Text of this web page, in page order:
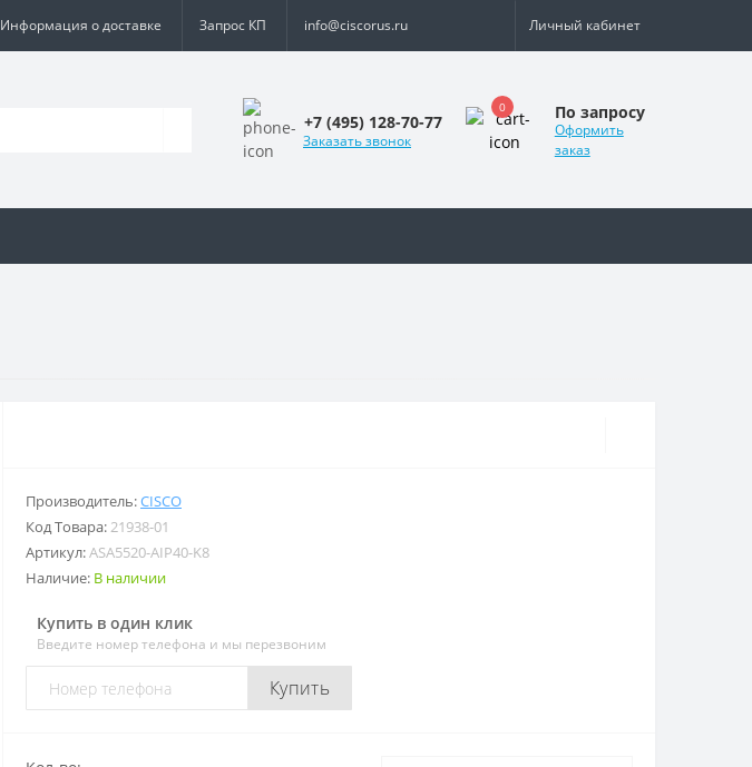
Информация о доставке Запрос КП info@ciscorus.ru Личный кабинет
+7 (495) 128-70-77
Заказать звонок
0 По запросу
Оформить
заказ
Производитель:CISCO
Код Товара:21938-01
Артикул:ASA5520-AIP40-K8
Наличие: В наличии
Купить в один клик
Введите номер телефона и мы перезвоним
Купить